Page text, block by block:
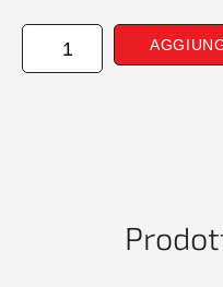
PARAURTI
ANTERIORE